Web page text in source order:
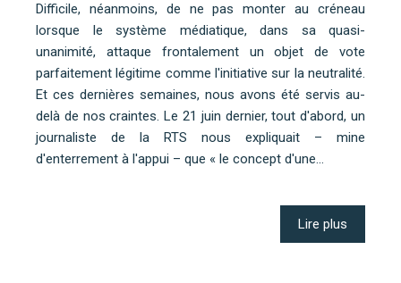
Difficile, néanmoins, de ne pas monter au créneau
lorsque le système médiatique, dans sa quasi-
unanimité, attaque frontalement un objet de vote
parfaitement légitime comme l'initiative sur la neutralité.
Et ces dernières semaines, nous avons été servis au-
delà de nos craintes. Le 21 juin dernier, tout d'abord, un
journaliste de la RTS nous expliquait – mine
d'enterrement à l'appui – que « le concept d'une…
Lire plus